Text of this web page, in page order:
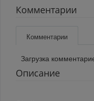
Комментарии
Комментарии
Загрузка
Описание